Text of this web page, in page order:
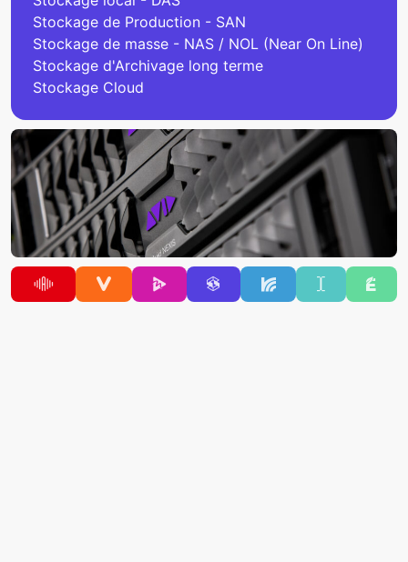
Stockage de Production - SAN
Stockage de masse - NAS / NOL (Near On Line)
Stockage d'Archivage long terme
Stockage Cloud